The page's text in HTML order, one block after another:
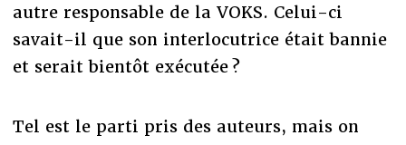
autre responsable de la VOKS. Celui-ci
savait-il que son interlocutrice était bannie
et serait bientôt exécutée ?
Tel est le parti pris des auteurs, mais on